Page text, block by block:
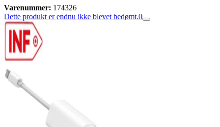
Varenummer: 174326
Dette produkt er endnu ikke blevet bedømt.0